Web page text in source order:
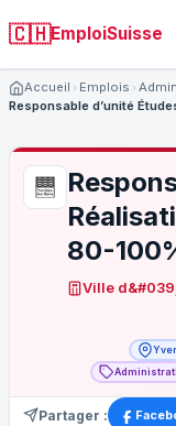
🇨🇭EmploiSuisse
Accueil Emplois
Responsable d’unité
80-
Ville
Partager :